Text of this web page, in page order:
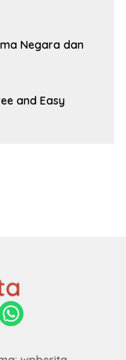
Negara dan
and Easy